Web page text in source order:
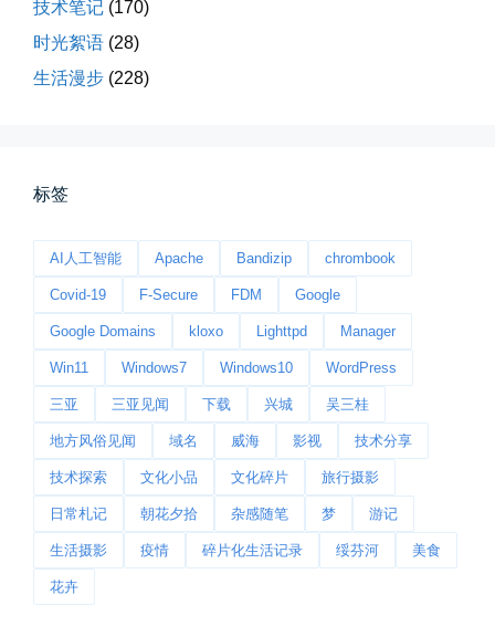
📅 03-20 06:35👤 Zairun
我的影子是我的情人，心是仇敌—...
📅 03-12 22:16👤 Zairun
所有的等待，都是不期而遇
技术笔记 (170)
时光絮语 (28)
生活漫步 (228)
标签
AI人工智能 Apache Bandizip chrombook
Covid-19 F-Secure FDM Google
Google Domains kloxo Lighttpd Manager
Win11 Windows7 Windows10 WordPress
三亚 三亚见闻 下载 兴城 吴三桂
地方风俗见闻 域名 威海 影视 技术分享
技术探索 文化小品 文化碎片 旅行摄影
日常札记 朝花夕拾 杂感随笔 梦 游记
生活摄影 疫情 碎片化生活记录 绥芬河 美食
花卉